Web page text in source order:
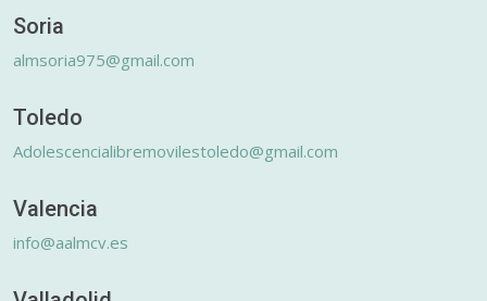
Soria
almsoria975@gmail.com
Toledo
Adolescencialibremovilestoledo@gmail.com
Valencia
info@aalmcv.es